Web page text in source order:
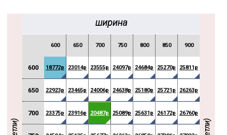
ширина
600 650 700 750 800 850 900
600 18772р 23014р 23555р 24097р 24684р 25270р 25811р
650 22923р 23465р 24006р 24638р 25180р 25721р 26263р
700 23375р 23916р 20487р 25089р 25631р 26172р 26760р